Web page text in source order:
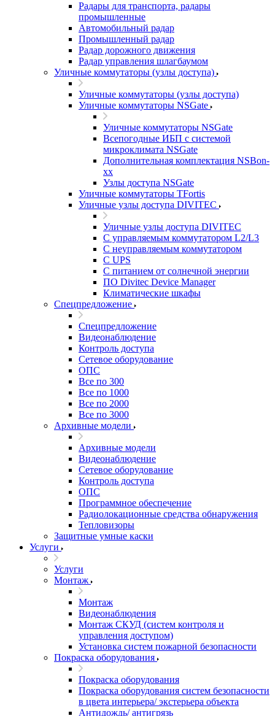
Радары для транспорта, радары
промышленные
Автомобильный радар
Промышленный радар
Радар дорожного движения
Радар управления шлагбаумом
Уличные коммутаторы (узлы доступа)
Уличные коммутаторы (узлы доступа)
Уличные коммутаторы NSGate
Уличные коммутаторы NSGate
Всепогодные ИБП с системой
микроклимата NSGate
Дополнительная комплектация NSBon-
xx
Узлы доступа NSGate
Уличные коммутаторы TFortis
Уличные узлы доступа DIVITEC
Уличные узлы доступа DIVITEC
С управляемым коммутатором L2/L3
С неуправляемым коммутатором
С UPS
С питанием от солнечной энергии
ПО Divitec Device Manager
Климатические шкафы
Спецпредложение
Спецпредложение
Видеонаблюдение
Контроль доступа
Сетевое оборудование
ОПС
Все по 300
Все по 1000
Все по 2000
Все по 3000
Архивные модели
Архивные модели
Видеонаблюдение
Сетевое оборудование
Контроль доступа
ОПС
Программное обеспечение
Радиолокационные средства обнаружения
Тепловизоры
Защитные умные каски
Услуги
Услуги
Монтаж
Монтаж
Видеонаблюдения
Монтаж СКУД (систем контроля и
управления доступом)
Установка систем пожарной безопасности
Покраска оборудования
Покраска оборудования
Покраска оборудования систем безопасности
в цвета интерьера/ экстерьера объекта
Антидождь/ антигрязь